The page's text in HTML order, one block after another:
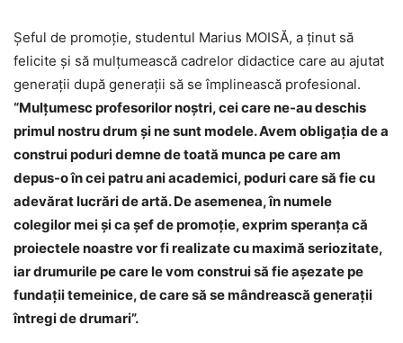
Şeful de promoţie, studentul Marius MOISĂ, a ţinut să
felicite şi să mulţumească cadrelor didactice care au ajutat
generaţii după generaţii să se împlinească profesional.
“Mulţumesc profesorilor noştri, cei care ne-au deschis
primul nostru drum şi ne sunt modele. Avem obligaţia de a
construi poduri demne de toată munca pe care am
depus-o în cei patru ani academici, poduri care să fie cu
adevărat lucrări de artă. De asemenea, în numele
colegilor mei şi ca şef de promoţie, exprim speranţa că
proiectele noastre vor fi realizate cu maximă seriozitate,
iar drumurile pe care le vom construi să fie aşezate pe
fundaţii temeinice, de care să se mândrească generaţii
întregi de drumari”.